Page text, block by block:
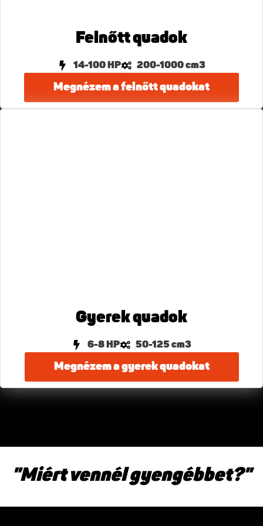
Felnőtt quadok
14-100 HP 200-1000 cm3
Megnézem a felnőtt quadokat
Gyerek quadok
6-8 HP 50-125 cm3
Megnézem a gyerek quadokat
"Miért vennél gyengébbet?"